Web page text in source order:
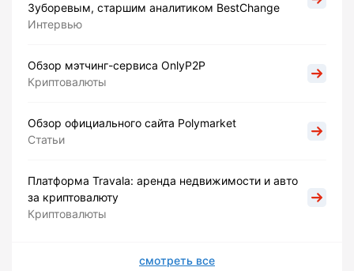
Зуборевым, старшим аналитиком BestChange
Интервью
Обзор мэтчинг-сервиса OnlyP2P
Криптовалюты
Обзор официального сайта Polymarket
Статьи
Платформа Travala: аренда недвижимости и авто
за криптовалюту
Криптовалюты
смотреть все